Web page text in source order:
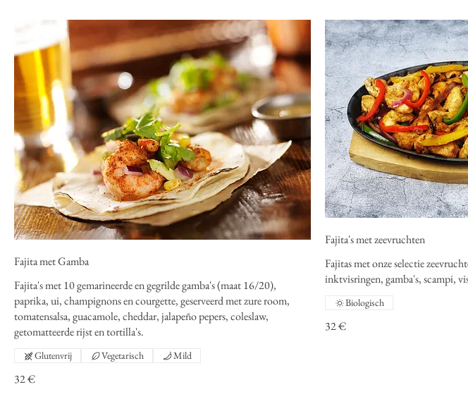
Fajita met Gamba
Fajita's met 10 gemarineerde en gegrilde gamba's (maat 16/20),
paprika, ui, champignons en courgette, geserveerd met zure room,
tomatensalsa, guacamole, cheddar, jalapeño pepers, coleslaw,
getomatteerde rijst en tortilla's.
32 €
Glutenvrij Vegetarisch Mild
Fajita's met zeevruchten
Fajitas met onze selectie
inktvisringen, gamba's, scampi,
32 €
Biologisch